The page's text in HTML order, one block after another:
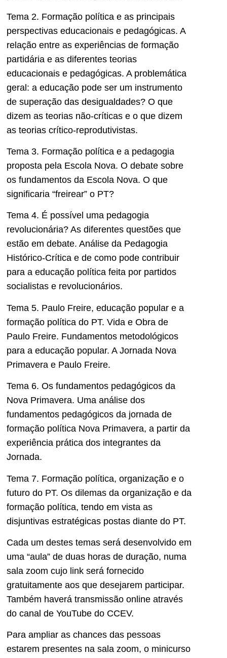
Tema 2. Formação política e as principais
perspectivas educacionais e pedagógicas. A
relação entre as experiências de formação
partidária e as diferentes teorias
educacionais e pedagógicas. A problemática
geral: a educação pode ser um instrumento
de superação das desigualdades? O que
dizem as teorias não-críticas e o que dizem
as teorias crítico-reprodutivistas.
Tema 3. Formação política e a pedagogia
proposta pela Escola Nova. O debate sobre
os fundamentos da Escola Nova. O que
significaria “freirear” o PT?
Tema 4. É possível uma pedagogia
revolucionária? As diferentes questões que
estão em debate. Análise da Pedagogia
Histórico-Crítica e de como pode contribuir
para a educação política feita por partidos
socialistas e revolucionários.
Tema 5. Paulo Freire, educação popular e a
formação política do PT. Vida e Obra de
Paulo Freire. Fundamentos metodológicos
para a educação popular. A Jornada Nova
Primavera e Paulo Freire.
Tema 6. Os fundamentos pedagógicos da
Nova Primavera. Uma análise dos
fundamentos pedagógicos da jornada de
formação política Nova Primavera, a partir da
experiência prática dos integrantes da
Jornada.
Tema 7. Formação política, organização e o
futuro do PT. Os dilemas da organização e da
formação política, tendo em vista as
disjuntivas estratégicas postas diante do PT.
Cada um destes temas será desenvolvido em
uma “aula” de duas horas de duração, numa
sala zoom cujo link será fornecido
gratuitamente aos que desejarem participar.
Também haverá transmissão online através
do canal de YouTube do CCEV.
Para ampliar as chances das pessoas
estarem presentes na sala zoom, o minicurso